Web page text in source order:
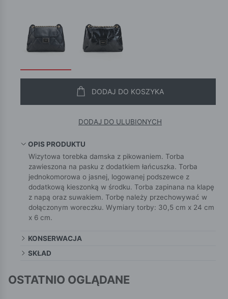
DODAJ DO KOSZYKA
DODAJ DO ULUBIONYCH
OPIS PRODUKTU
Wizytowa torebka damska z pikowaniem. Torba
zawieszona na pasku z dodatkiem łańcuszka. Torba
jednokomorowa o jasnej, logowanej podszewce z
dodatkową kieszonką w środku. Torba zapinana na klapę
z napą oraz suwakiem. Torbę należy przechowywać w
dołączonym woreczku. Wymiary torby: 30,5 cm x 24 cm
x 6 cm.
KONSERWACJA
SKŁAD
OSTATNIO OGLĄDANE